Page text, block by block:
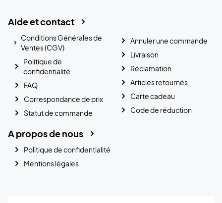
Aide et contact
Conditions Générales de
Ventes (CGV)
Politique de
confidentialité
FAQ
Correspondance de prix
Statut de commande
Annuler une commande
Livraison
Réclamation
Articles retournés
Carte cadeau
Code de réduction
A propos de nous
Politique de confidentialité
Mentions légales